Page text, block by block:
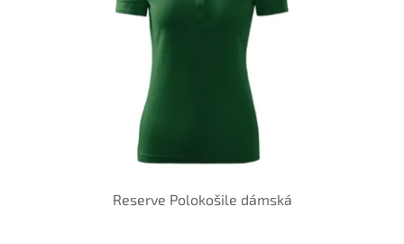
Reserve Polokošile dámská